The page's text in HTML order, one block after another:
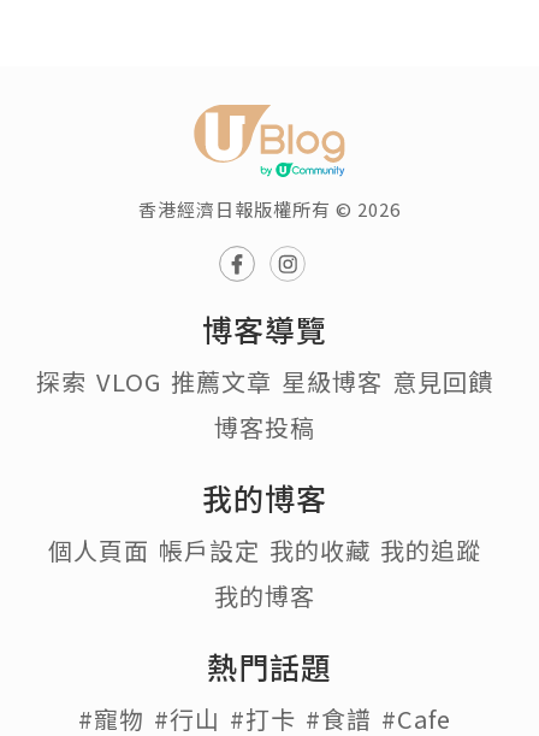
香港經濟日報版權所有 © 2026
博客導覽
探索 VLOG 推薦文章 星級博客 意見回饋
博客投稿
我的博客
個人頁面 帳戶設定 我的收藏 我的追蹤
我的博客
熱門話題
#寵物 #行山 #打卡 #食譜 #Cafe